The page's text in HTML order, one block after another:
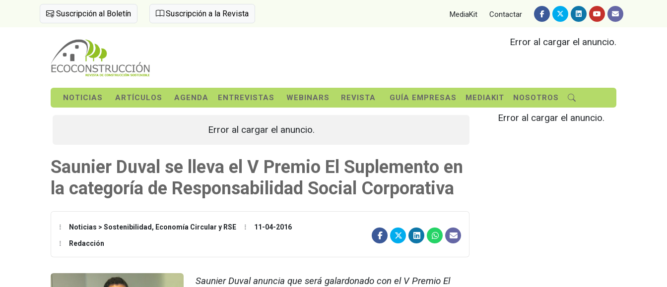
Suscripción al Boletín Suscripción a la Revista MediaKit Contactar
Error al cargar el anuncio.
NOTICIAS ARTÍCULOS AGENDA ENTREVISTAS WEBINARS REVISTA GUÍA EMPRESAS MEDIAKIT NOSOTROS
Error al cargar el anuncio.
Saunier Duval se lleva el V Premio El Suplemento en
la categoría de Responsabilidad Social Corporativa
Noticias > Sostenibilidad, Economía Circular y RSE 11-04-2016
Redacción
Saunier Duval anuncia que será galardonado con el V Premio El
Error al cargar el anuncio.